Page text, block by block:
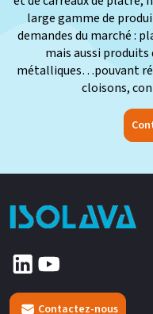
large gamme de
demandes du marché :
mais aussi
métalliques…pouvant
cloisons,
Contactez-nous